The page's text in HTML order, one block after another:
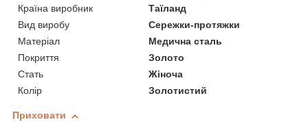
Країна виробник
Таїланд
Вид виробу
Сережки-протяжки
Матеріал
Медична сталь
Покриття
Золото
Стать
Жіноча
Колір
Золотистий
Приховати